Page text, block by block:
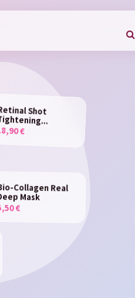
Shot
€
Collagen Real
Mask
€
×